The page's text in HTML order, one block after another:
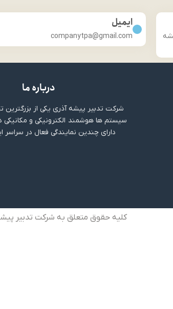
ایمیل
companytpa@gmail.com
درباره ما
شرکت تدبیر پیشه آذری یکی از بزرگترین
سیستم ها هوشمند الکترونیکی و مکانیکی
دارای چندین نمایندگی فعال در سراسر
کلیه حقوق متعلق به شرکت تدبیر